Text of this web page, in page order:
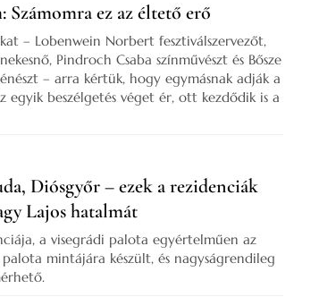
Számomra ez az éltető erő
– Lobenwein Norbert fesztiválszervezőt,
Pindroch Csaba színművészt és Bősze
– arra kértük, hogy egymásnak adják a
egyik beszélgetés véget ér, ott kezdődik is a
Diósgyőr – ezek a rezidenciák
Lajos hatalmát
a visegrádi palota egyértelműen az
mintájára készült, és nagyságrendileg